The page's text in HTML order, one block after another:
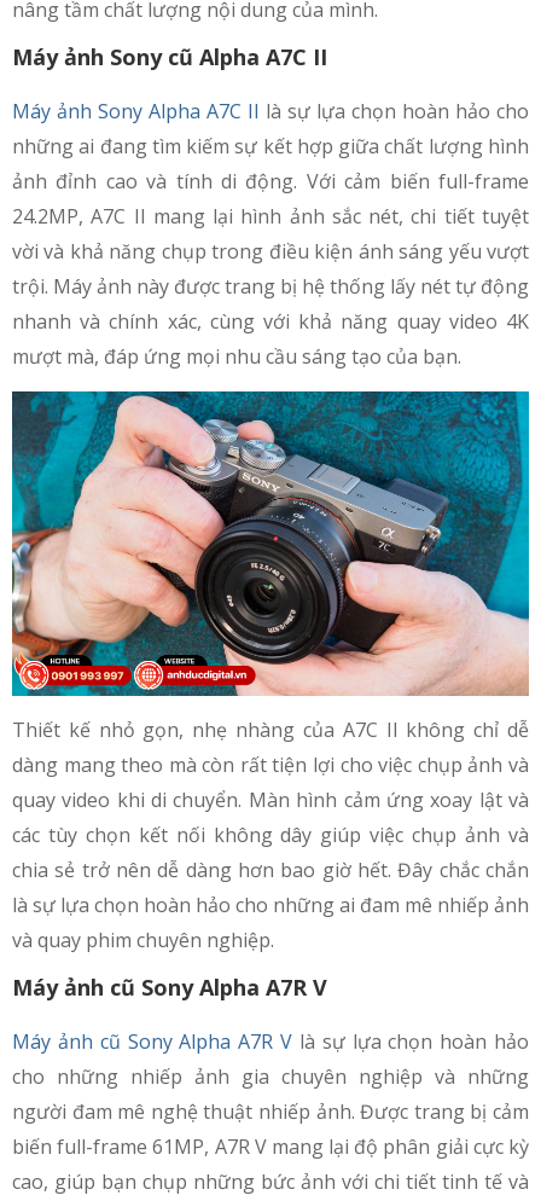
nâng tầm chất lượng nội dung của mình.
Máy ảnh Sony cũ Alpha A7C II
Máy ảnh Sony Alpha A7C II là sự lựa chọn hoàn hảo cho
những ai đang tìm kiếm sự kết hợp giữa chất lượng hình
ảnh đỉnh cao và tính di động. Với cảm biến full-frame
24.2MP, A7C II mang lại hình ảnh sắc nét, chi tiết tuyệt
vời và khả năng chụp trong điều kiện ánh sáng yếu vượt
trội. Máy ảnh này được trang bị hệ thống lấy nét tự động
nhanh và chính xác, cùng với khả năng quay video 4K
mượt mà, đáp ứng mọi nhu cầu sáng tạo của bạn.
Thiết kế nhỏ gọn, nhẹ nhàng của A7C II không chỉ dễ
dàng mang theo mà còn rất tiện lợi cho việc chụp ảnh và
quay video khi di chuyển. Màn hình cảm ứng xoay lật và
các tùy chọn kết nối không dây giúp việc chụp ảnh và
chia sẻ trở nên dễ dàng hơn bao giờ hết. Đây chắc chắn
là sự lựa chọn hoàn hảo cho những ai đam mê nhiếp ảnh
và quay phim chuyên nghiệp.
Máy ảnh cũ Sony Alpha A7R V
Máy ảnh cũ Sony Alpha A7R V là sự lựa chọn hoàn hảo
cho những nhiếp ảnh gia chuyên nghiệp và những
người đam mê nghệ thuật nhiếp ảnh. Được trang bị cảm
biến full-frame 61MP, A7R V mang lại độ phân giải cực kỳ
cao, giúp bạn chụp những bức ảnh với chi tiết tinh tế và